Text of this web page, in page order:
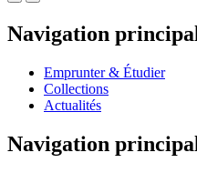
Navigation
Emprunter & Étudier
Collections
Actualités
Navigation